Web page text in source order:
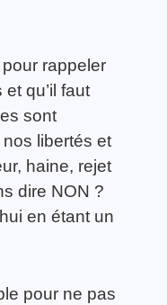
rappeler
qu’il faut
sont
libertés et
haine, rejet
dire NON ?
en étant un
pour ne pas